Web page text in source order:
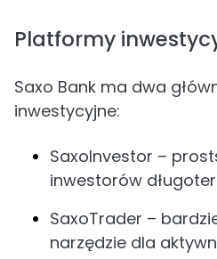
Platformy
Saxo Bank ma dwa
inwestycyjne:
SaxoInvestor –
inwestorów
SaxoTrader –
narzędzie dla